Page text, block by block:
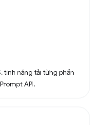
tính năng tải từng phần
API.